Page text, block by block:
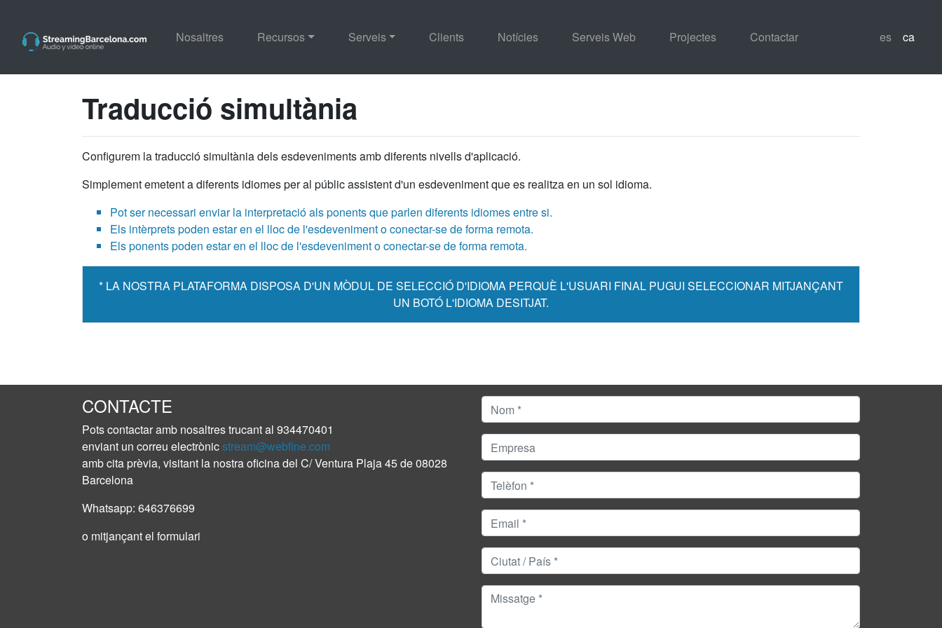
Nosaltres Recursos Serveis Clients Notícies Serveis Web Projectes Contactar es ca
Traducció simultània
Configurem la traducció simultània dels esdeveniments amb diferents nivells d'aplicació.
Simplement emetent a diferents idiomes per al públic assistent d'un esdeveniment que es realitza en un sol idioma.
Pot ser necessari enviar la interpretació als ponents que parlen diferents idiomes entre si.
Els intèrprets poden estar en el lloc de l'esdeveniment o conectar-se de forma remota.
Els ponents poden estar en el lloc de l'esdeveniment o conectar-se de forma remota.
* LA NOSTRA PLATAFORMA DISPOSA D'UN MÒDUL DE SELECCIÓ D'IDIOMA PERQUÈ L'USUARI FINAL PUGUI SELECCIONAR MITJANÇANT
UN BOTÓ L'IDIOMA DESITJAT.
CONTACTE
Pots contactar amb nosaltres trucant al 934470401
enviant un correu electrònicstream@webfine.com
amb cita prèvia, visitant la nostra oficina del C/ Ventura Plaja 45 de 08028
Barcelona
Whatsapp: 646376699
o mitjançant el formulari